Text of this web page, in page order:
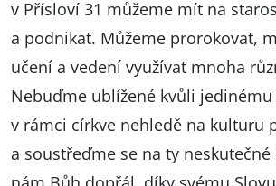
v Přísloví 31 můžeme mít na
a podnikat. Můžeme prorokovat,
učení a vedení využívat mnoha
Nebuďme ublížené kvůli
v rámci církve nehledě na kulturu
a soustřeďme se na ty